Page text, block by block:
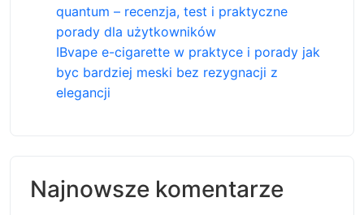
quantum – recenzja, test i praktyczne
porady dla użytkowników
IBvape e-cigarette w praktyce i porady jak
byc bardziej meski bez rezygnacji z
elegancji
Najnowsze komentarze